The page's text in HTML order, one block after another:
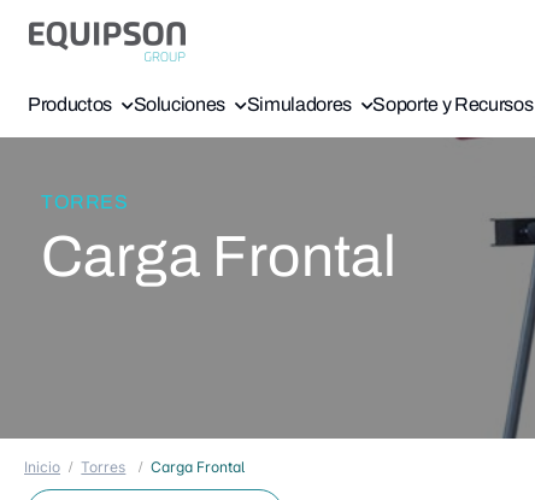
Productos Soluciones Simuladores Soporte y Recursos
TORRES
Carga Frontal
Inicio Torres Carga Frontal